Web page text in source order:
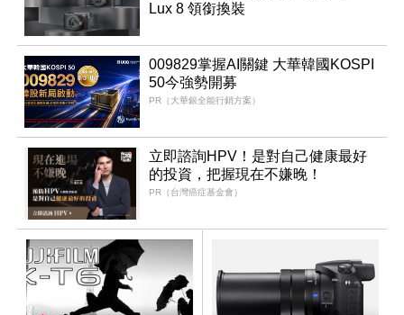
Lux 8 領銜換裝
009829掌握AI關鍵 大華韓國KOSPI
50今強勢開募
PR（大華銀全能行銷方案）
立即諮詢HPV！是對自己健康最好
的投資，把握現在不嫌晚！
PR（台灣癌症基金會）